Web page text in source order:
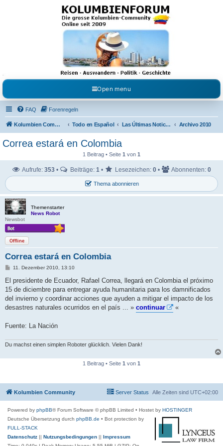
Kolumbienforum - Das
grosse Forum der
Freunde Kolumbiens
Reisen, Auswandern, Kultur, Politik, Geschichte und Visum in Kolumbien und Venezuela.
Austausch, Erfahrungen und Gemeinschaft im Kolumbienforum
Open menu
FAQ Forenregeln
Kolumbien Community Todo en Español Las Últimas Noticias en Español Archivo 2010
Correa estará en Colombia
1 Beitrag • Seite 1 von 1
Thema abonnieren
Aufrufe: 353 • Beiträge: 1 • Lesezeichen: 0 • Abonnenten: 0
Themenstarter
News Robot
Newsbot
Offline
Correa estará en Colombia
B
r
a
11. Dezember 2010, 13:10
El presidente de Ecuador, Rafael Correa, llegará en Colombia el próximo
15 de diciembre para entregar ayuda humanitaria para los damnificados
del invierno y coordinar acciones que ayuden a mitigar el impacto de los
desastres naturales ocurridos en el país ... » continuar «
Fuente: La Nación
Du machst einen simplen Roboter glücklich. Vielen Dank!
1 Beitrag • Seite 1 von 1
Kolumbien Community Alle Zeiten sind UTC+02:00
Server Status
Powered by phpBB® Forum Software © phpBB Limited • Hostet by HOSTINGER
Deutsche Übersetzung durch phpBB.de • Bot protection by
FULL-STACK
Datenschutz || Nutzungsbedingungen || Impressum